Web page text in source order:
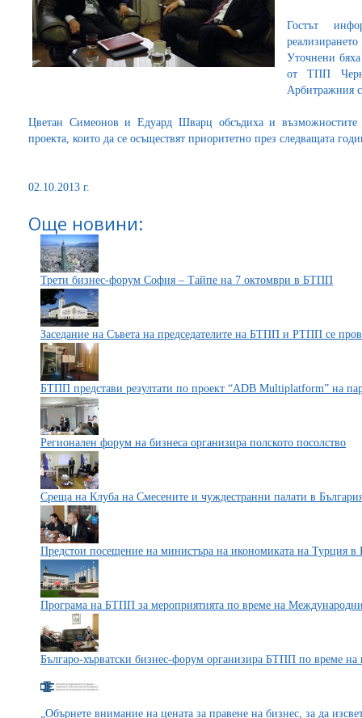
Гостът
Уточнени бяха
от ТПП
Арбитражния
Цветан Симеонов и Едуард Шварц обсъдиха и
проекта, които да се осъществят приоритетно през следващата
02.10.2013 г.
Още новини:
Трети бизнес-форум София – Тайпе на 7 октомври в БТПП
Заседание на Съвета на председателите на БТПП и РТПП се
БТПП представи резултати по проект “ADB Multiplatform” на
Регионален форум на бизнеса организира полското посолство
Среща на Клуба на Смесените и чуждестранни палати в
Предстои посещение на министъра на икономиката на Турция в
Програма на БТПП за мероприятията по време на
Българо-хърватски бизнес-форум организира БТПП по време на
„Обърнете внимание на цената за правене на бизнес, за да